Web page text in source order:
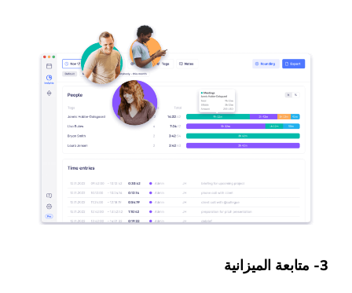
3- متابعة الميزانية